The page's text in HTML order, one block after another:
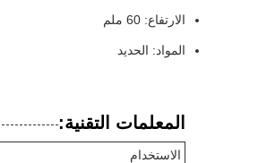
الارتفاع: 60 ملم
المواد: الحديد
المعلمات التقنية:
الاستخدام